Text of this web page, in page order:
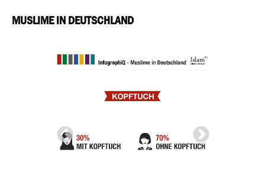
MUSLIME IN DEUTSCHLAND